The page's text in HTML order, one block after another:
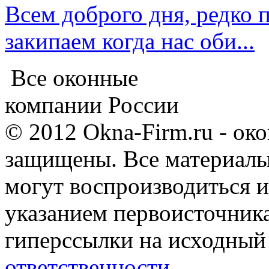
Всем доброго дня,
закипаем когда нас оби...
Все оконные
компании России
© 2012 Okna-Firm.ru -
защищены. Все
могут воспроизводиться
указанием
гиперссылки на